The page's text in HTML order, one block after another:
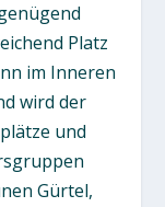
Platz
im Inneren
wird der
und
Gürtel,